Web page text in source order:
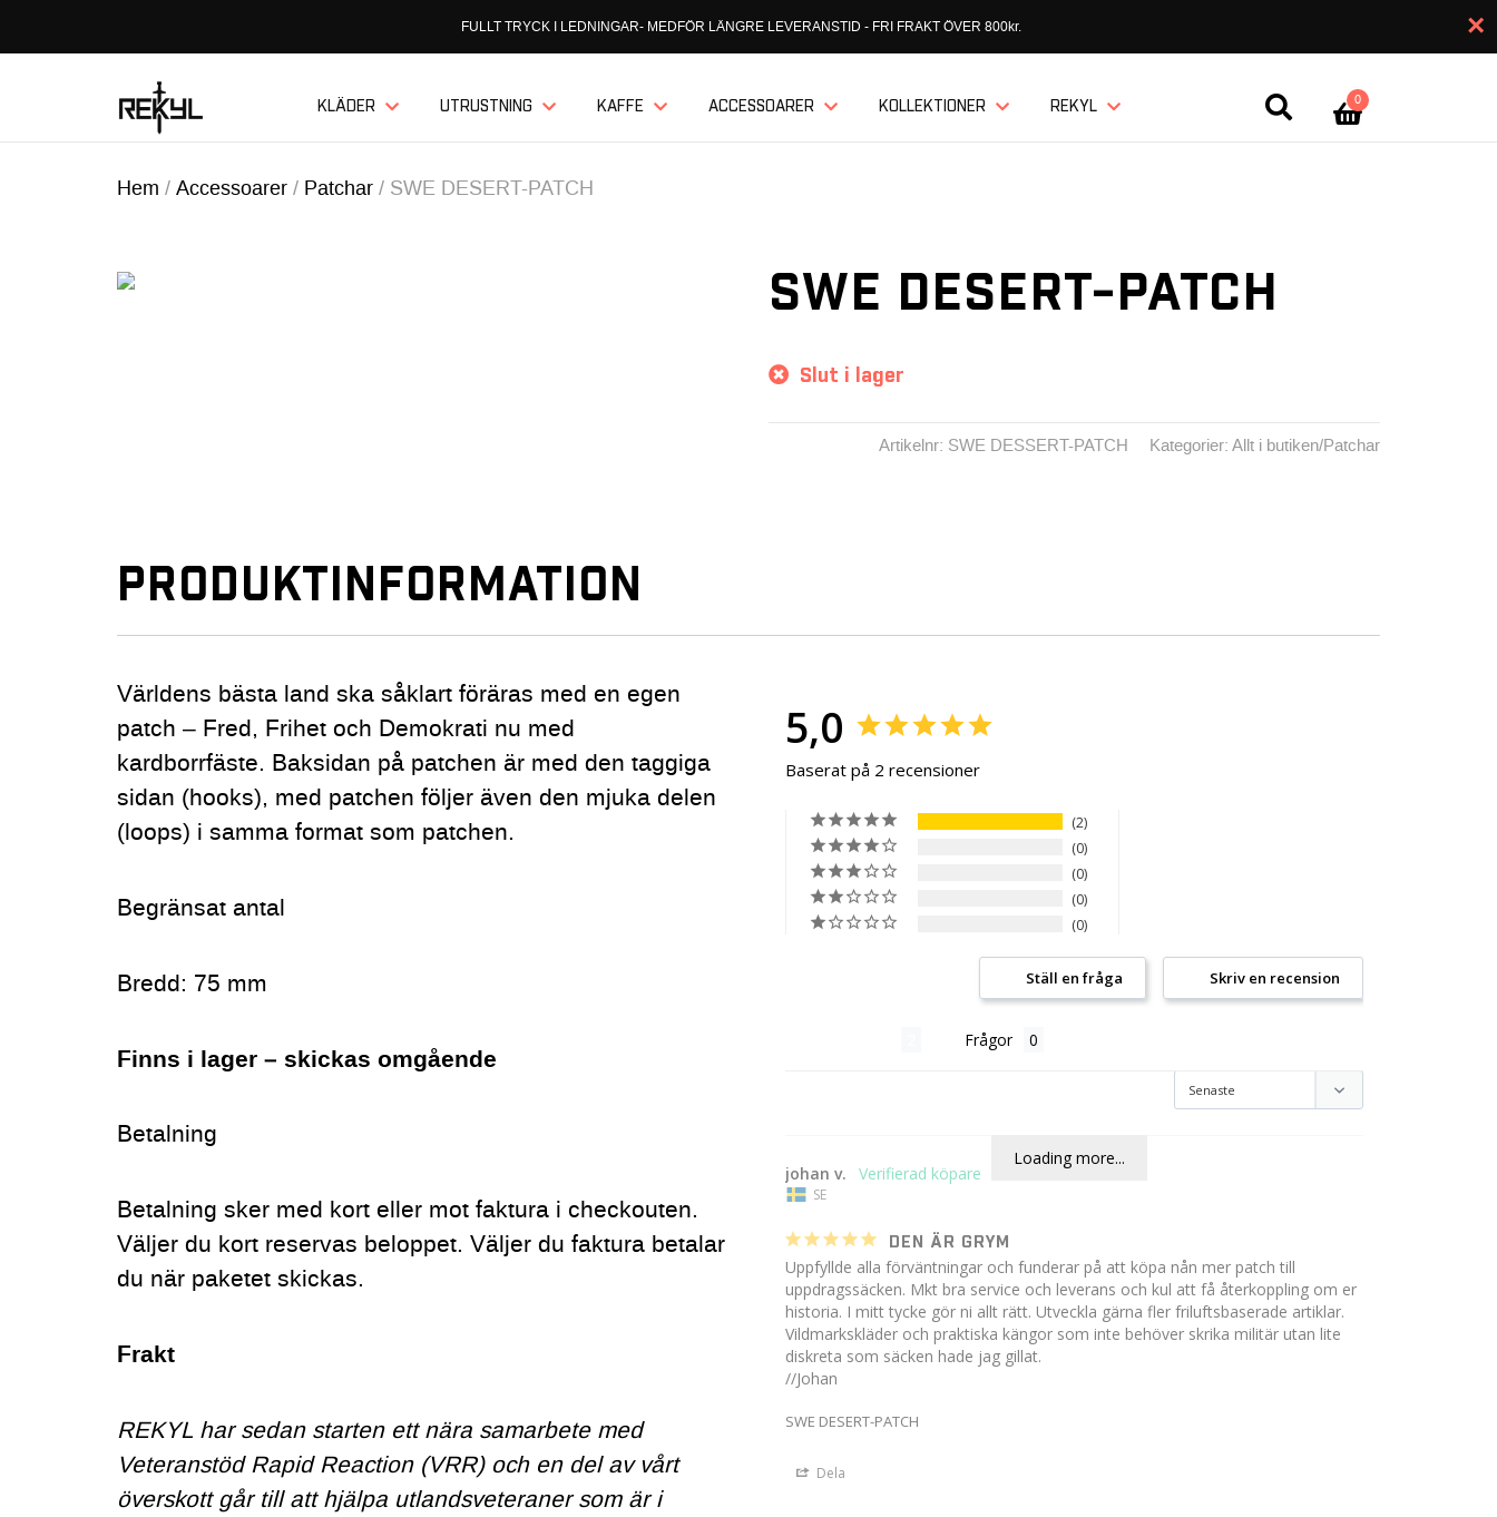
FULLT TRYCK I LEDNINGAR- MEDFÖR LÄNGRE LEVERANSTID - FRI FRAKT ÖVER 800kr. ×
KLÄDER UTRUSTNING KAFFE ACCESSOARER KOLLEKTIONER REKYL 0
Hem / Accessoarer / Patchar / SWE DESERT-PATCH
SWE DESERT-PATCH
Slut i lager
Artikelnr: SWE DESSERT-PATCH Kategorier: Allt i butiken/Patchar
PRODUKTINFORMATION
Världens bästa land ska såklart föräras med en egen
patch – Fred, Frihet och Demokrati nu med
kardborrfäste. Baksidan på patchen är med den taggiga
sidan (hooks), med patchen följer även den mjuka delen
(loops) i samma format som patchen.
Begränsat antal
Bredd: 75 mm
Finns i lager – skickas omgående
Betalning
Betalning sker med kort eller mot faktura i checkouten.
Väljer du kort reservas beloppet. Väljer du faktura betalar
du när paketet skickas.
Frakt
REKYL har sedan starten ett nära samarbete med
Veteranstöd Rapid Reaction (VRR) och en del av vårt
överskott går till att hjälpa utlandsveteraner som är i
5,0
Baserat på 2 recensioner
2
0
0
0
0
Skriv en recension
Ställ en fråga
Frågor
Loading more...
johan v.
SE
DEN ÄR GRYM
Uppfyllde alla förväntningar och funderar på att köpa nån mer patch till
uppdragssäcken. Mkt bra service och leverans och kul att få återkoppling om er
historia. I mitt tycke gör ni allt rätt. Utveckla gärna fler friluftsbaserade artiklar.
Vildmarkskläder och praktiska kängor som inte behöver skrika militär utan lite
diskreta som säcken hade jag gillat.
//Johan
SWE DESERT-PATCH
Dela